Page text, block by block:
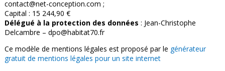
contact@net-conception.com ;
Capital : 15 244,90 €
Délégué à la protection des données : Jean-Christophe
Delcambre – dpo@habitat70.fr
Ce modèle de mentions légales est proposé par le générateur
gratuit de mentions légales pour un site internet